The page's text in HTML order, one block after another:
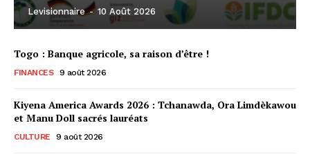
Levisionnaire - 10 Août 2026
Togo : Banque agricole, sa raison d’être !
FINANCES 9 août 2026
Kiyena America Awards 2026 : Tchanawda, Ora Limdèkawou
et Manu Doll sacrés lauréats
CULTURE 9 août 2026